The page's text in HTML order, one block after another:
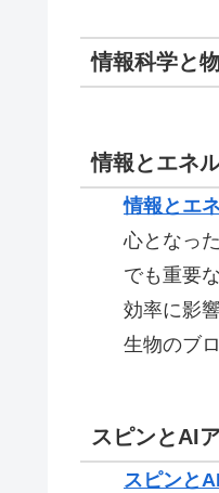
情報科学と
情報とエネ
情報とエ
心となっ
でも重要
効率に影
生物のブ
スピンとAI
スピンと